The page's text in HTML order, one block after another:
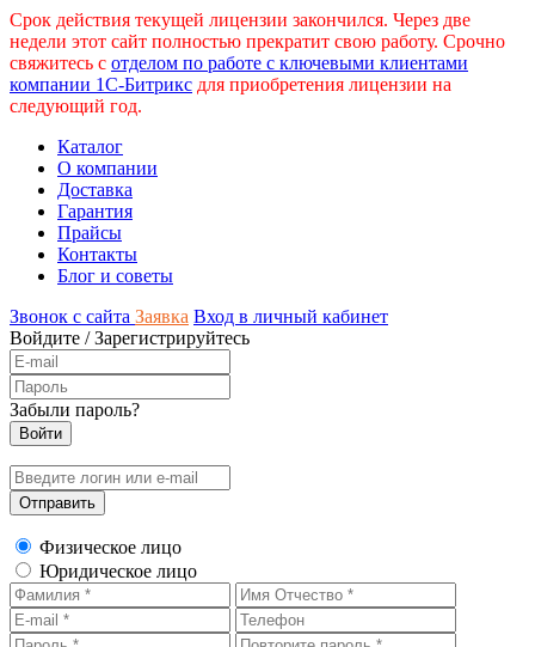
Срок действия текущей лицензии закончился. Через две
недели этот сайт полностью прекратит свою работу. Срочно
свяжитесь с отделом по работе с ключевыми клиентами
компании 1С-Битрикс для приобретения лицензии на
следующий год.
Каталог
О компании
Доставка
Гарантия
Прайсы
Контакты
Блог и советы
Звонок с сайта Заявка Вход в личный кабинет
Войдите /Зарегистрируйтесь
Забыли пароль?
Физическое лицо
Юридическое лицо